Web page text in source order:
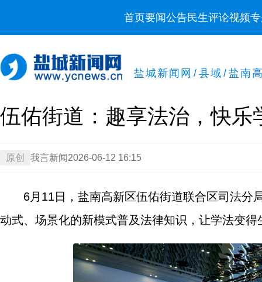
首页要闻公告民生评论视频
盐城新闻网 / 县域 / 盐南
伍佑街道：趣享法治，快乐
原创 我言新闻 2026-06-12 16:15
6月11日，盐南高新区伍佑街道联合区司法分
动式、场景化的新模式普及法律知识，让学法变